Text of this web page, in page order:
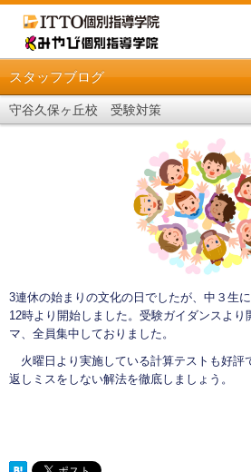
スタッフブログ
守谷久保ヶ丘校 受験対策
3連休の始まりの文化の日でしたが、中３生
12時より開始しました。受験ガイダンスより
マ、全員集中しておりました。
火曜日より実施している計算テストも好評
返しミスをしない解法を徹底しましょう。